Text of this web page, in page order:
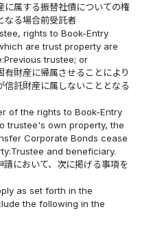
に属する振替社債についての権
なる場合前受託者
rights to Book-Entry
are trust property are
trustee; or
財産に帰属させることにより
託財産に属しないこととなる
of the rights to Book-Entry
trustee's own property, the
Corporate Bonds cease
and beneficiary.
において、次に掲げる事項を
as set forth in the
the following in the